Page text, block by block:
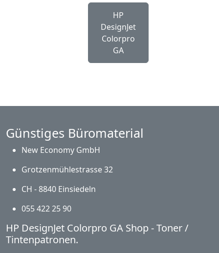
HP
DesignJet
Colorpro
GA
Günstiges Büromaterial
New Economy GmbH
Grotzenmühlestrasse 32
CH - 8840 Einsiedeln
055 422 25 90
HP DesignJet Colorpro GA Shop - Toner /
Tintenpatronen.